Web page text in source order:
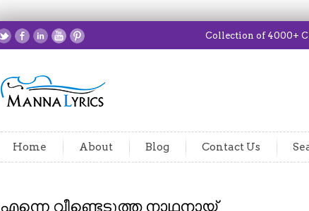
Collection of 4000+
Home About Blog Contact Us
എന്നെ വീണ്ടെടുത്ത നാഥനായ്